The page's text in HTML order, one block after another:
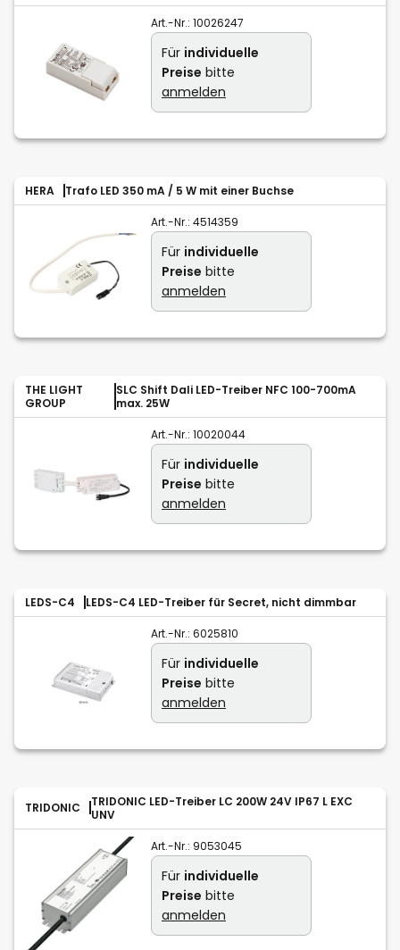
Art.-Nr.: 10026247
Für individuelle
Preise bitte
anmelden
HERA Trafo LED 350 mA / 5 W mit einer Buchse
Art.-Nr.: 4514359
Für individuelle
Preise bitte
anmelden
THE LIGHT
GROUP
SLC Shift Dali LED-Treiber NFC 100-700mA
max. 25W
Art.-Nr.: 10020044
Für individuelle
Preise bitte
anmelden
LEDS-C4 LEDS-C4 LED-Treiber für Secret, nicht dimmbar
Art.-Nr.: 6025810
Für individuelle
Preise bitte
anmelden
TRIDONIC
TRIDONIC LED-Treiber LC 200W 24V IP67 L EXC
UNV
Art.-Nr.: 9053045
Für individuelle
Preise bitte
anmelden